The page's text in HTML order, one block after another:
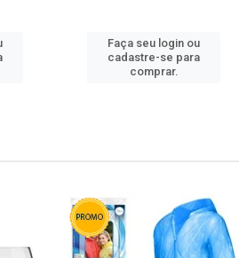
Faça seu login ou
cadastre-se para
comprar.